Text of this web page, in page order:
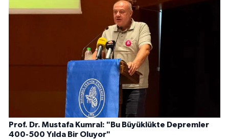
Prof. Dr. Mustafa Kumral: "Bu Büyüklükte Depremler
400-500 Yılda Bir Oluyor"